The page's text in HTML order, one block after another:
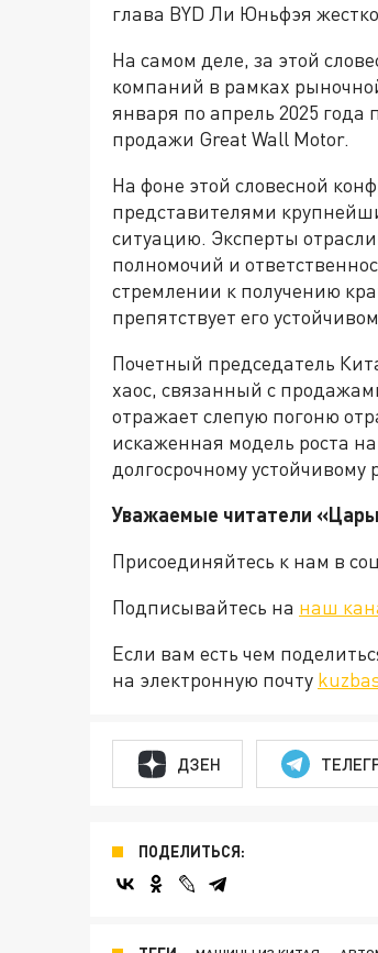
глава BYD Ли Юньфэя
На самом деле, за этой
компаний в рамках
января по апрель 2025
продажи Great Wall Motor.
На фоне этой словесной
представителями
ситуацию. Эксперты
полномочий и
стремлении к получению
препятствует его
Почетный председатель
хаос, связанный с
отражает слепую погоню
искаженная модель роста
долгосрочному
Уважаемые читатели
Присоединяйтесь к нам в
Подписывайтесь на наш
Если вам есть чем
на электронную почту
ДЗЕН
ПОДЕЛИТЬСЯ: